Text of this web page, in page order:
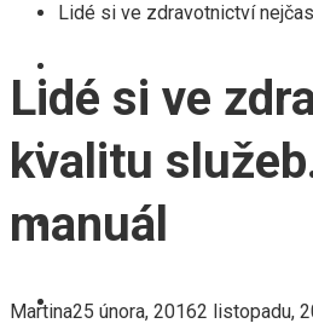
CVIČENÍ
PREVENCE
COVID
Lidé si ve zdravotnictví
Lidé si ve
kvalitu
manuál
Martina25 února, 20162 listopadu,